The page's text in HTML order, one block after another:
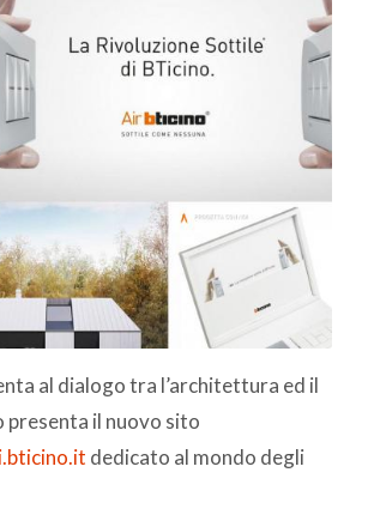
al dialogo tra l’architettura ed il
presenta il nuovo sito
dedicato al mondo degli